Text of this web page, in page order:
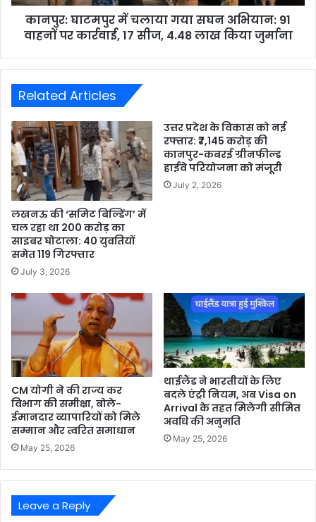
कानपुर: घाटमपुर में चलाया गया सघन अभियान: 91
वाहनों पर कार्रवाई, 17 सीज, 4.48 लाख किया जुर्माना
Related Articles
लखनऊ की ‘समिट बिल्डिंग’ में
चल रहा था 200 करोड़ का
साइबर घोटाला: 40 युवतियों
समेत 119 गिरफ्तार
July 3, 2026
उत्तर प्रदेश के विकास को नई
रफ्तार: ₹7,145 करोड़ की
कानपुर-कबरई ग्रीनफील्ड
हाईवे परियोजना को मंजूरी
July 2, 2026
CM योगी ने की राज्य कर
विभाग की समीक्षा, बोले-
ईमानदार व्यापारियों को मिले
सम्मान और त्वरित समाधान
May 25, 2026
थाईलैंड ने भारतीयों के लिए
बदले एंट्री नियम, अब Visa on
Arrival के तहत मिलेगी सीमित
अवधि की अनुमति
May 25, 2026
Leave a Reply